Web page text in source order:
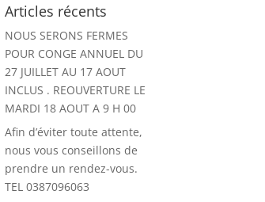
Articles récents
NOUS SERONS FERMES
POUR CONGE ANNUEL DU
27 JUILLET AU 17 AOUT
INCLUS . REOUVERTURE LE
MARDI 18 AOUT A 9 H 00
Afin d’éviter toute attente,
nous vous conseillons de
prendre un rendez-vous.
TEL 0387096063